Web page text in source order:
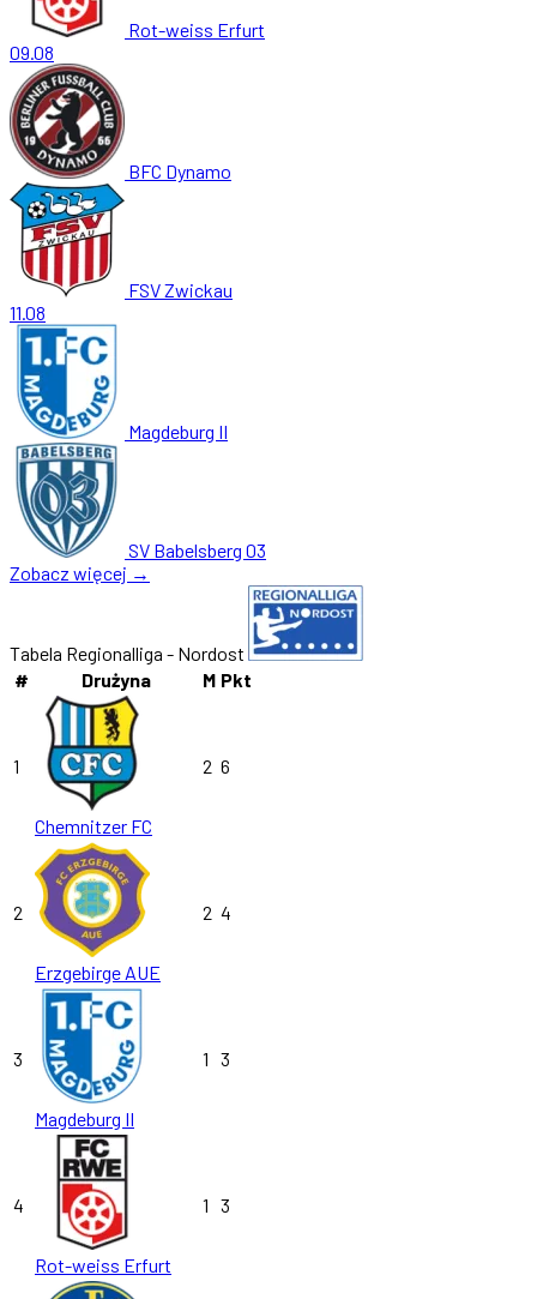
Rot-weiss Erfurt
09.08
BFC Dynamo
FSV Zwickau
11.08
Magdeburg II
SV Babelsberg 03
Zobacz więcej →
Tabela Regionalliga - Nordost
#
Drużyna M Pkt
1
Chemnitzer FC
2 6
2
Erzgebirge AUE
2 4
3
Magdeburg II
1 3
4
Rot-weiss Erfurt
1 3